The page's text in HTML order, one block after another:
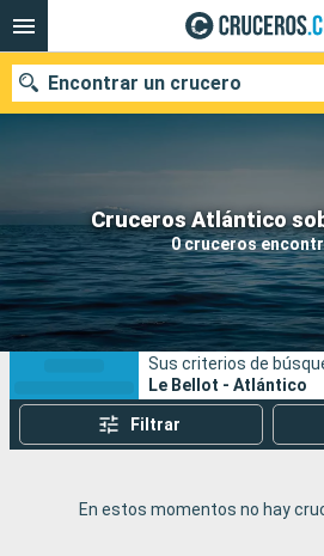
Cruceros Atlántico
0 cruceros
Encontrar un crucero
Nuestros destinos
Fecha de salida
Puertos
Sus criterios de
Le Bellot - Atlántico
Filtrar
En estos momentos no hay